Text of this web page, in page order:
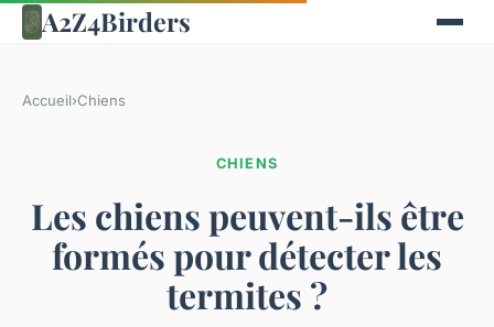
A2Z4Birders
Accueil›Chiens
CHIENS
Les chiens peuvent-ils être
formés pour détecter les
termites ?